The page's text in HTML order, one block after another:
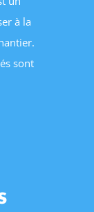
à la
sont